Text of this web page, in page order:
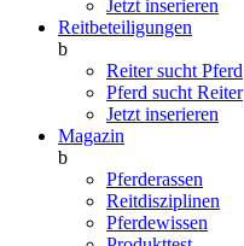
Jetzt inserieren
Reitbeteiligungen
b
Reiter sucht Pferd
Pferd sucht Reiter
Jetzt inserieren
Magazin
b
Pferderassen
Reitdisziplinen
Pferdewissen